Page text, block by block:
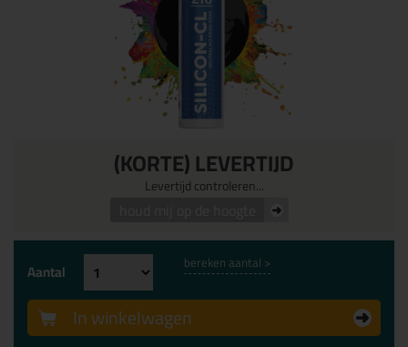
(KORTE) LEVERTIJD
Levertijd controleren...
Aantal bereken aantal >
In winkelwagen